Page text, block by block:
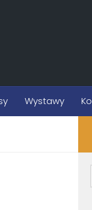
Wystawy